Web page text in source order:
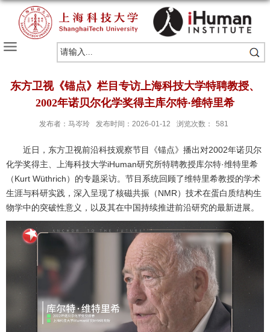
东方卫视《锚点》栏目专访上海科技大学特聘教授、
2002年诺贝尔化学奖得主库尔特·维特里希
发布者：马岑玲 发布时间：2026-01-12 浏览次数： 581
近日，东方卫视前沿科技观察节目《锚点》播出对2002年诺贝尔
化学奖得主、上海科技大学iHuman研究所特聘教授库尔特·维特里希
（Kurt Wüthrich）的专题采访。节目系统回顾了维特里希教授的学术
生涯与科研实践，深入呈现了核磁共振（NMR）技术在蛋白质结构生
物学中的突破性意义，以及其在中国持续推进前沿研究的最新进展。